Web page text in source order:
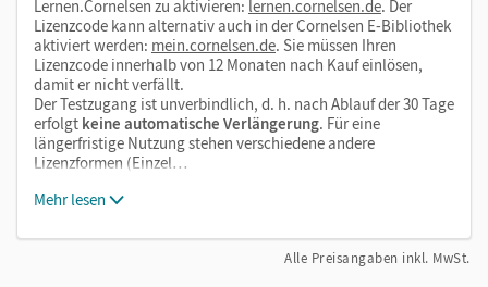
Lernen.Cornelsen zu aktivieren: lernen.cornelsen.de. Der
Lizenzcode kann alternativ auch in der Cornelsen E-Bibliothek
aktiviert werden: mein.cornelsen.de. Sie müssen Ihren
Lizenzcode innerhalb von 12 Monaten nach Kauf einlösen,
damit er nicht verfällt.
Der Testzugang ist unverbindlich, d. h. nach Ablauf der 30 Tage
erfolgt keine automatische Verlängerung. Für eine
längerfristige Nutzung stehen verschiedene andere
Lizenzformen (Einzel…
Mehr lesen
Alle Preisangaben inkl. MwSt.